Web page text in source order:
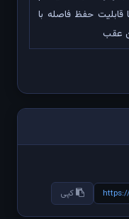
قابلیت حفظ فاصله با
عقب
کپی